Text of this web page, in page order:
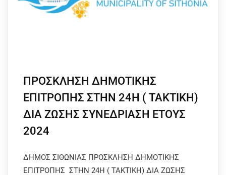
ΠΡΟΣΚΛΗΣΗ ΔΗΜΟΤΙΚΗΣ
ΕΠΙΤΡΟΠΗΣ ΣΤΗΝ 24Η ( ΤΑΚΤΙΚΗ)
ΔΙΑ ΖΩΣΗΣ ΣΥΝΕΔΡΙΑΣΗ ΕΤΟΥΣ
2024
ΔΗΜΟΣ ΣΙΘΩΝΙΑΣ ΠΡΟΣΚΛΗΣΗ ΔΗΜΟΤΙΚΗΣ
ΕΠΙΤΡΟΠΗΣ ΣΤΗΝ 24Η ( ΤΑΚΤΙΚΗ) ΔΙΑ ΖΩΣΗΣ